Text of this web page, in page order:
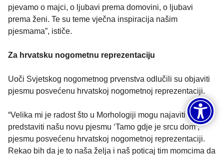
pjevamo o majci, o ljubavi prema domovini, o ljubavi
prema ženi. Te su teme vječna inspiracija našim
pjesmama”, ističe.
Za hrvatsku nogometnu reprezentaciju
Uoči Svjetskog nogometnog prvenstva odlučili su objaviti
pjesmu posvećenu hrvatskoj nogometnoj reprezentaciji.
“Velika mi je radost što u Morhologiji mogu najaviti i
predstaviti našu novu pjesmu ‘Tamo gdje je srcu dom’,
pjesmu posvećenu hrvatskoj nogometnoj reprezentaciji.
Rekao bih da je to naša želja i naš poticaj tim momcima da